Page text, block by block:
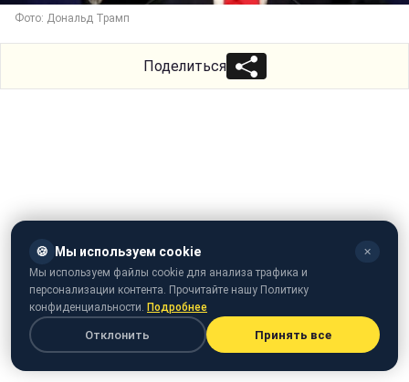
Фото: Дональд Трамп
Поделиться
🍪 Мы используем cookie ✕
Мы используем файлы cookie для анализа трафика и
персонализации контента. Прочитайте нашу Политику
конфиденциальности. Подробнее
Отклонить Принять все